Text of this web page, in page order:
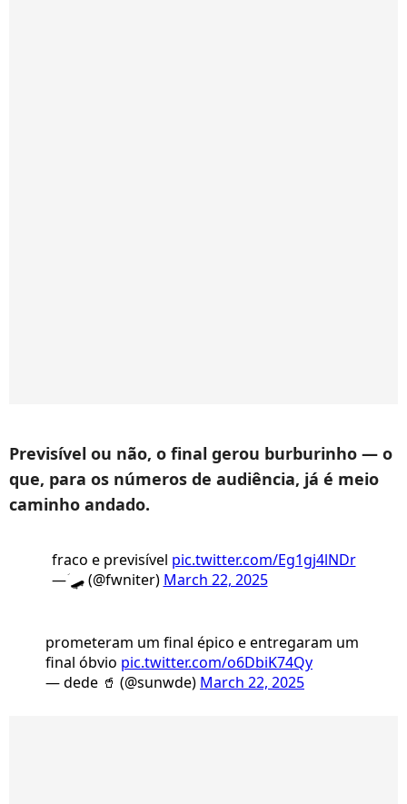
Previsível ou não, o final gerou burburinho — o
que, para os números de audiência, já é meio
caminho andado.
fraco e previsível pic.twitter.com/Eg1gj4lNDr
— ؘ🛹 (@fwniter) March 22, 2025
prometeram um final épico e entregaram um
final óbvio pic.twitter.com/o6DbiK74Qy
— dede 🥤 (@sunwde) March 22, 2025